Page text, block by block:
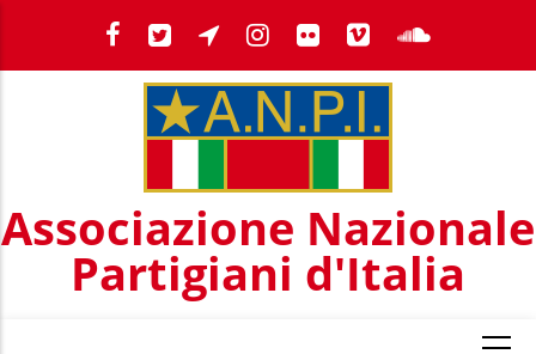
contenuto
Associazione Nazionale
Partigiani d'Italia